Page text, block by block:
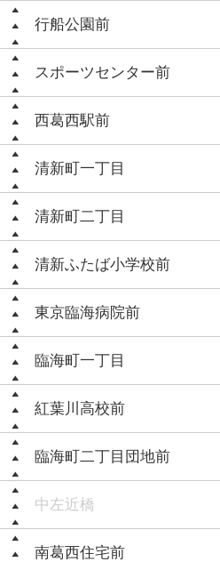
行船公園前
スポーツセンター前
西葛西駅前
清新町一丁目
清新町二丁目
清新ふたば小学校前
東京臨海病院前
臨海町一丁目
紅葉川高校前
臨海町二丁目団地前
中左近橋
南葛西住宅前